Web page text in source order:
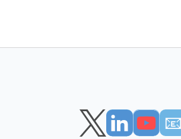
📧︎